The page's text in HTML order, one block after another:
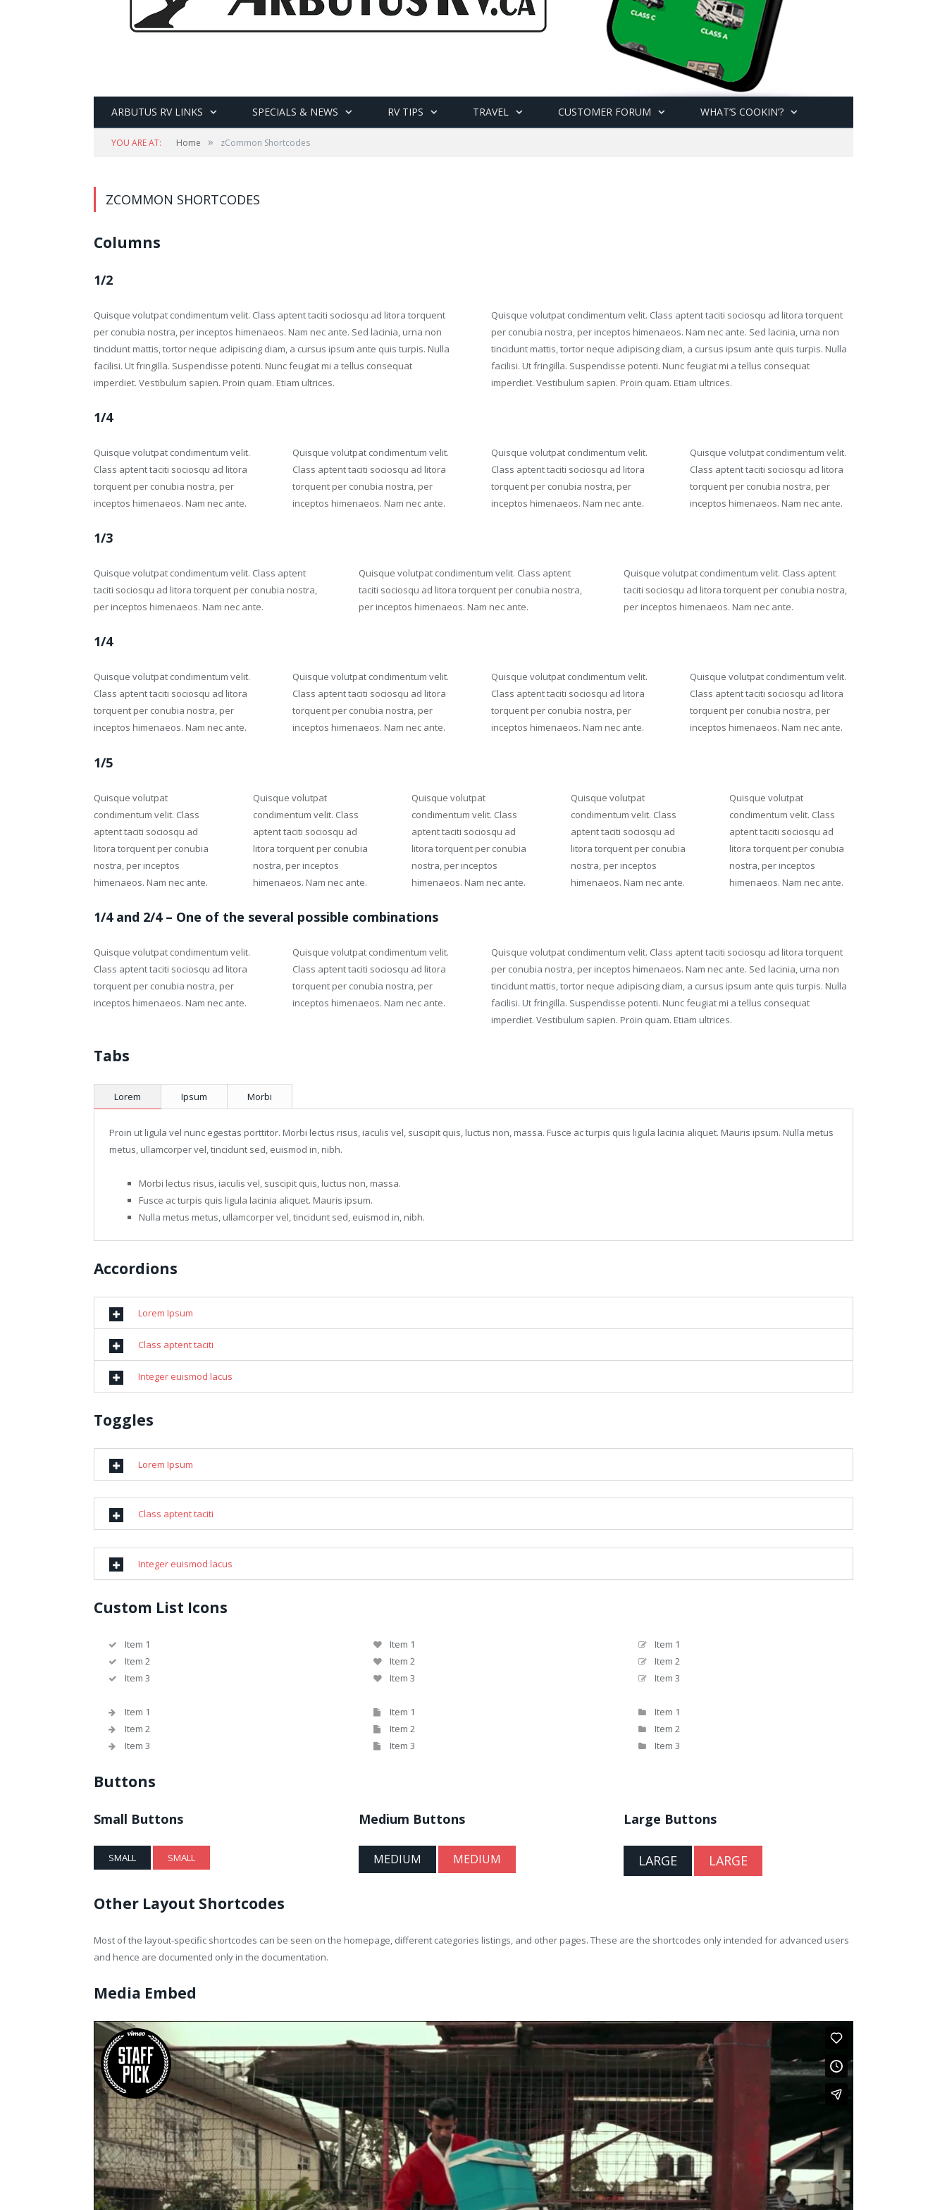
ARBUTUS RV LINKS SPECIALS & NEWS RV TIPS TRAVEL CUSTOMER FORUM WHAT’S COOKIN’?
YOU ARE AT: Home » zCommon Shortcodes
ZCOMMON SHORTCODES
Columns
1/2
Quisque volutpat condimentum velit. Class aptent taciti sociosqu ad litora torquent
per conubia nostra, per inceptos himenaeos. Nam nec ante. Sed lacinia, urna non
tincidunt mattis, tortor neque adipiscing diam, a cursus ipsum ante quis turpis. Nulla
facilisi. Ut fringilla. Suspendisse potenti. Nunc feugiat mi a tellus consequat
imperdiet. Vestibulum sapien. Proin quam. Etiam ultrices.
Quisque volutpat condimentum velit. Class aptent taciti sociosqu ad litora torquent
per conubia nostra, per inceptos himenaeos. Nam nec ante. Sed lacinia, urna non
tincidunt mattis, tortor neque adipiscing diam, a cursus ipsum ante quis turpis. Nulla
facilisi. Ut fringilla. Suspendisse potenti. Nunc feugiat mi a tellus consequat
imperdiet. Vestibulum sapien. Proin quam. Etiam ultrices.
1/4
Quisque volutpat condimentum velit.
Class aptent taciti sociosqu ad litora
torquent per conubia nostra, per
inceptos himenaeos. Nam nec ante.
Quisque volutpat condimentum velit.
Class aptent taciti sociosqu ad litora
torquent per conubia nostra, per
inceptos himenaeos. Nam nec ante.
Quisque volutpat condimentum velit.
Class aptent taciti sociosqu ad litora
torquent per conubia nostra, per
inceptos himenaeos. Nam nec ante.
Quisque volutpat condimentum velit.
Class aptent taciti sociosqu ad litora
torquent per conubia nostra, per
inceptos himenaeos. Nam nec ante.
1/3
Quisque volutpat condimentum velit. Class aptent
taciti sociosqu ad litora torquent per conubia nostra,
per inceptos himenaeos. Nam nec ante.
Quisque volutpat condimentum velit. Class aptent
taciti sociosqu ad litora torquent per conubia nostra,
per inceptos himenaeos. Nam nec ante.
Quisque volutpat condimentum velit. Class aptent
taciti sociosqu ad litora torquent per conubia nostra,
per inceptos himenaeos. Nam nec ante.
1/4
Quisque volutpat condimentum velit.
Class aptent taciti sociosqu ad litora
torquent per conubia nostra, per
inceptos himenaeos. Nam nec ante.
Quisque volutpat condimentum velit.
Class aptent taciti sociosqu ad litora
torquent per conubia nostra, per
inceptos himenaeos. Nam nec ante.
Quisque volutpat condimentum velit.
Class aptent taciti sociosqu ad litora
torquent per conubia nostra, per
inceptos himenaeos. Nam nec ante.
Quisque volutpat condimentum velit.
Class aptent taciti sociosqu ad litora
torquent per conubia nostra, per
inceptos himenaeos. Nam nec ante.
1/5
Quisque volutpat
condimentum velit. Class
aptent taciti sociosqu ad
litora torquent per conubia
nostra, per inceptos
himenaeos. Nam nec ante.
Quisque volutpat
condimentum velit. Class
aptent taciti sociosqu ad
litora torquent per conubia
nostra, per inceptos
himenaeos. Nam nec ante.
Quisque volutpat
condimentum velit. Class
aptent taciti sociosqu ad
litora torquent per conubia
nostra, per inceptos
himenaeos. Nam nec ante.
Quisque volutpat
condimentum velit. Class
aptent taciti sociosqu ad
litora torquent per conubia
nostra, per inceptos
himenaeos. Nam nec ante.
Quisque volutpat
condimentum velit. Class
aptent taciti sociosqu ad
litora torquent per conubia
nostra, per inceptos
himenaeos. Nam nec ante.
1/4 and 2/4 – One of the several possible combinations
Quisque volutpat condimentum velit.
Class aptent taciti sociosqu ad litora
torquent per conubia nostra, per
inceptos himenaeos. Nam nec ante.
Quisque volutpat condimentum velit.
Class aptent taciti sociosqu ad litora
torquent per conubia nostra, per
inceptos himenaeos. Nam nec ante.
Quisque volutpat condimentum velit. Class aptent taciti sociosqu ad litora torquent
per conubia nostra, per inceptos himenaeos. Nam nec ante. Sed lacinia, urna non
tincidunt mattis, tortor neque adipiscing diam, a cursus ipsum ante quis turpis. Nulla
facilisi. Ut fringilla. Suspendisse potenti. Nunc feugiat mi a tellus consequat
imperdiet. Vestibulum sapien. Proin quam. Etiam ultrices.
Tabs
Lorem Ipsum Morbi
Proin ut ligula vel nunc egestas porttitor. Morbi lectus risus, iaculis vel, suscipit quis, luctus non, massa. Fusce ac turpis quis ligula lacinia aliquet. Mauris ipsum. Nulla metus
metus, ullamcorper vel, tincidunt sed, euismod in, nibh.
Morbi lectus risus, iaculis vel, suscipit quis, luctus non, massa.
Fusce ac turpis quis ligula lacinia aliquet. Mauris ipsum.
Nulla metus metus, ullamcorper vel, tincidunt sed, euismod in, nibh.
Accordions
Lorem Ipsum
Class aptent taciti
Integer euismod lacus
Toggles
Lorem Ipsum
Class aptent taciti
Integer euismod lacus
Custom List Icons
Item 1
Item 2
Item 3
Item 1
Item 2
Item 3
Item 1
Item 2
Item 3
Item 1
Item 2
Item 3
Item 1
Item 2
Item 3
Item 1
Item 2
Item 3
Buttons
Small Buttons
SMALL SMALL
Medium Buttons
MEDIUM MEDIUM
Large Buttons
LARGE LARGE
Other Layout Shortcodes
Most of the layout-specific shortcodes can be seen on the homepage, different categories listings, and other pages. These are the shortcodes only intended for advanced users
and hence are documented only in the documentation.
Media Embed